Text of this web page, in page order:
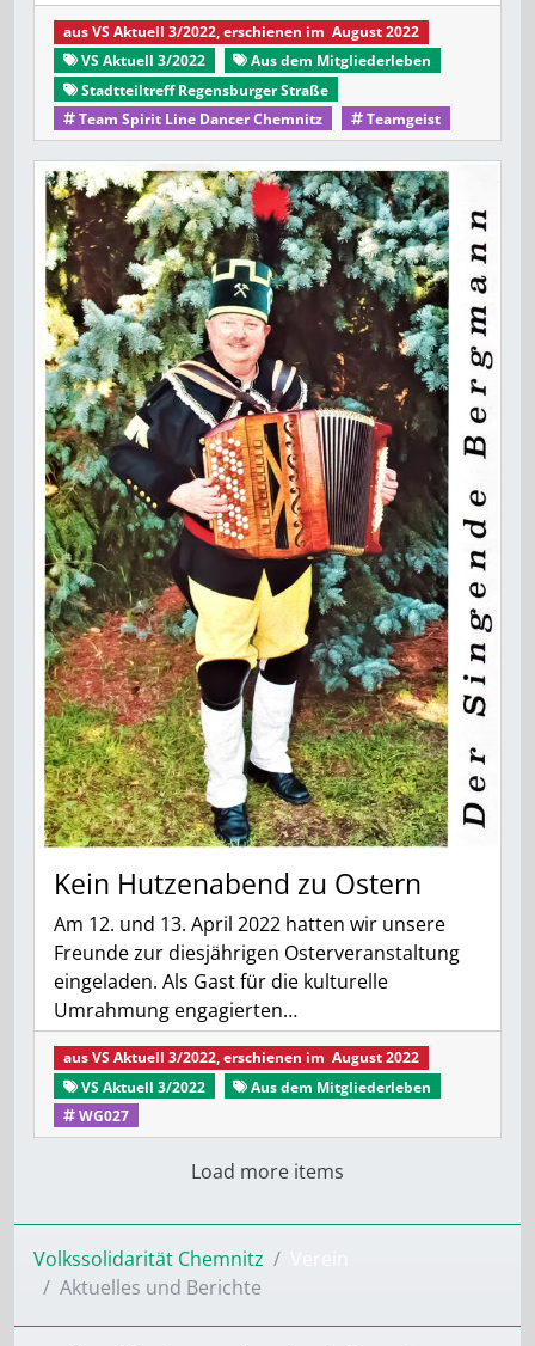
ausVS Aktuell 3/2022, erschienen im August 2022
VS Aktuell 3/2022
Aus dem Mitgliederleben
Stadtteiltreff Regensburger Straße
Team Spirit Line Dancer Chemnitz
Teamgeist
Kein Hutzenabend zu Ostern
Am 12. und 13. April 2022 hatten wir unsere
Freunde zur diesjährigen Osterveranstaltung
eingeladen. Als Gast für die kulturelle
Umrahmung engagierten…
ausVS Aktuell 3/2022, erschienen im August 2022
VS Aktuell 3/2022
Aus dem Mitgliederleben
WG027
Load more items
Volkssolidarität Chemnitz
Aktuelles und Berichte